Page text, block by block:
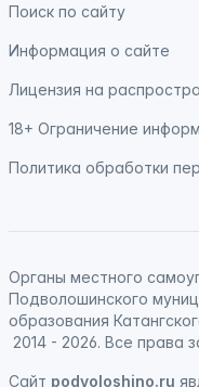
Поиск по сайту
Информация о сайте
Лицензия на
18+ Ограничение
Политика обработки
Органы местного
Подволошинского
образования
2014 - 2026. Все права
Сайт podvoloshino.ru